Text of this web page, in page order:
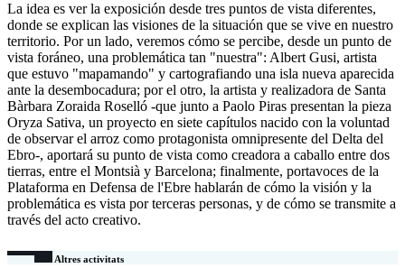
La idea es ver la exposición desde tres puntos de vista diferentes,
donde se explican las visiones de la situación que se vive en nuestro
territorio. Por un lado, veremos cómo se percibe, desde un punto de
vista foráneo, una problemática tan "nuestra": Albert Gusi, artista
que estuvo "mapamando" y cartografiando una isla nueva aparecida
ante la desembocadura; por el otro, la artista y realizadora de Santa
Bàrbara Zoraida Roselló -que junto a Paolo Piras presentan la pieza
Oryza Sativa, un proyecto en siete capítulos nacido con la voluntad
de observar el arroz como protagonista omnipresente del Delta del
Ebro-, aportará su punto de vista como creadora a caballo entre dos
tierras, entre el Montsià y Barcelona; finalmente, portavoces de la
Plataforma en Defensa de l'Ebre hablarán de cómo la visión y la
problemática es vista por terceras personas, y de cómo se transmite a
través del acto creativo.
Altres activitats